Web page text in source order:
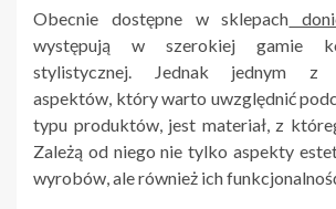
Obecnie dostępne w sklepach
występują w szerokiej gamie
stylistycznej. Jednak jednym z
aspektów, który warto uwzględnić
typu produktów, jest materiał, z
Zależą od niego nie tylko aspekty
wyrobów, ale również ich